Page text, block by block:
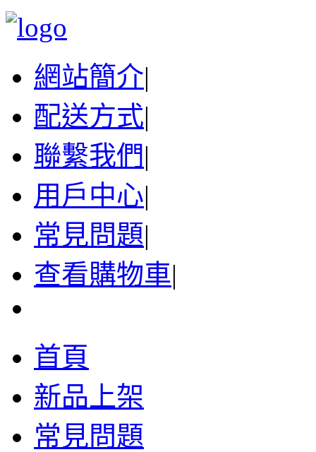
網站簡介|
配送方式|
聯繫我們|
用戶中心|
常見問題|
查看購物車|
首頁
新品上架
常見問題